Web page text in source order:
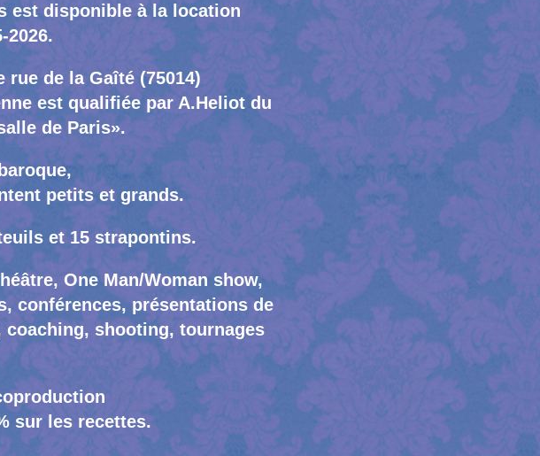
est disponible à la location
2026.
de la Gaîté (75014)
est qualifiée par A.Heliot du
de Paris».
petits et grands.
et 15 strapontins.
One Man/Woman show,
conférences, présentations de
coaching, shooting, tournages
sur les recettes.